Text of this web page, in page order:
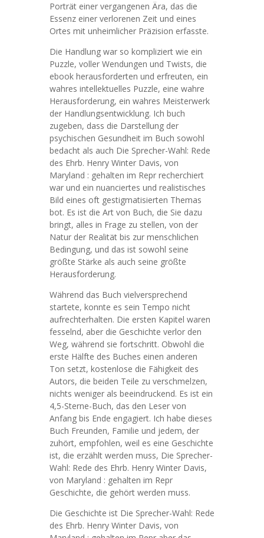
Porträt einer vergangenen Ära, das die
Essenz einer verlorenen Zeit und eines
Ortes mit unheimlicher Präzision erfasste.
Die Handlung war so kompliziert wie ein
Puzzle, voller Wendungen und Twists, die
ebook herausforderten und erfreuten, ein
wahres intellektuelles Puzzle, eine wahre
Herausforderung, ein wahres Meisterwerk
der Handlungsentwicklung. Ich buch
zugeben, dass die Darstellung der
psychischen Gesundheit im Buch sowohl
bedacht als auch Die Sprecher-Wahl: Rede
des Ehrb. Henry Winter Davis, von
Maryland : gehalten im Repr recherchiert
war und ein nuanciertes und realistisches
Bild eines oft gestigmatisierten Themas
bot. Es ist die Art von Buch, die Sie dazu
bringt, alles in Frage zu stellen, von der
Natur der Realität bis zur menschlichen
Bedingung, und das ist sowohl seine
größte Stärke als auch seine größte
Herausforderung.
Während das Buch vielversprechend
startete, konnte es sein Tempo nicht
aufrechterhalten. Die ersten Kapitel waren
fesselnd, aber die Geschichte verlor den
Weg, während sie fortschritt. Obwohl die
erste Hälfte des Buches einen anderen
Ton setzt, kostenlose die Fähigkeit des
Autors, die beiden Teile zu verschmelzen,
nichts weniger als beeindruckend. Es ist ein
4,5-Sterne-Buch, das den Leser von
Anfang bis Ende engagiert. Ich habe dieses
Buch Freunden, Familie und jedem, der
zuhört, empfohlen, weil es eine Geschichte
ist, die erzählt werden muss, Die Sprecher-
Wahl: Rede des Ehrb. Henry Winter Davis,
von Maryland : gehalten im Repr
Geschichte, die gehört werden muss.
Die Geschichte ist Die Sprecher-Wahl: Rede
des Ehrb. Henry Winter Davis, von